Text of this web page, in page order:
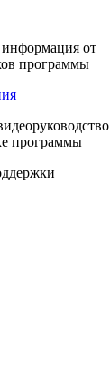
от
программы
программы